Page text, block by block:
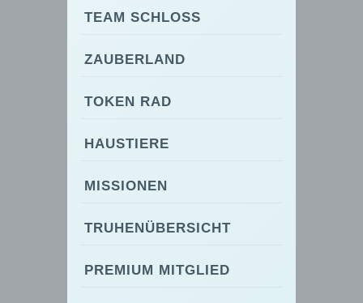
TEAM SCHLOSS
ZAUBERLAND
TOKEN RAD
HAUSTIERE
MISSIONEN
TRUHENÜBERSICHT
PREMIUM MITGLIED